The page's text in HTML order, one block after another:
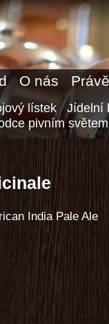
O nás
lístek
Jídelní
pivním světem
India Pale Ale